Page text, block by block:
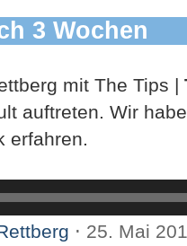
3 Wochen
mit The Tips |
auftreten. Wir
erfahren.
⋅ 25. Mai